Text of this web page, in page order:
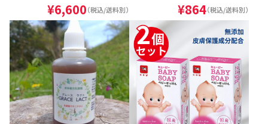
¥6,600（税込/送料別） ¥864（税込/送料別）